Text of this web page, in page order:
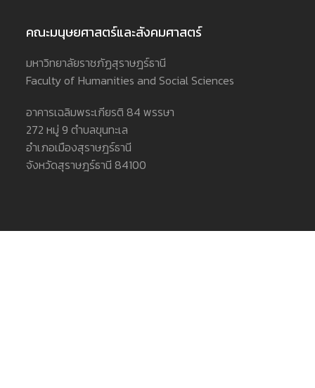
คณะมนุษยศาสตร์และสังคมศาสตร์
มหาวิทยาลัยราชภัฏสุราษฎร์ธานี
Faculty of Humanities and Social Sciences
อาคารเฉลิมพระเกียรติ 84 พรรษา
272 หมู่ 9 ตำบลขุนทะเล
อำเภอเมืองสุราษฎร์ธานี
จังหวัดสุราษฎร์ธานี 84100